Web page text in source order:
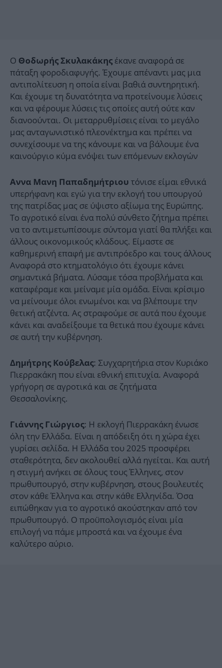
Ο Θοδωρής Σκυλακάκης έκανε αναφορά σε
πάταξη φοροδιαφυγής. Έχουμε απέναντι μας μια
αντιπολίτευση η οποία είναι βαθιά συντηρητική.
Και έχουμε τη δυνατότητα να προτείνουμε λύσεις
και να φέρουμε λύσεις τις οποίες αυτή ούτε καν
διανοούνται. Οι μεταρρυθμίσεις είναι το μεγάλο
μας ανταγωνιστικό πλεονέκτημα και πρέπει να
συνεχίσουμε να της κάνουμε και να βάλουμε ένα
καινούργιο κύμα ενόψει των επόμενων εκλογών
Αννα Μανη Παπαδημήτριου τόνισε είμαι εθνικά
υπερήφανη και εγώ για την εκλογή του υπουργού
της πατρίδας μας σε ύψιστο αξίωμα της Ευρώπης.
Το αγροτικό είναι ένα πολύ σύνθετο ζήτημα πρέπει
να το αντιμετωπίσουμε σύντομα γιατί θα πλήξει και
άλλους οικονομικούς κλάδους. Είμαστε σε
καθημερινή επαφή με αντιπρόεδρο και τους άλλους
Αναφορά στο κτηματολόγιο ότι έχουμε κάνει
σημαντικά βήματα. Λύσαμε τόσα προβλήματα και
καταφέραμε και μείναμε μία ομάδα. Είναι κρίσιμο
να μείνουμε όλοι ενωμένοι και να βλέπουμε την
θετική ατζέντα. Ας στραφούμε σε αυτά που έχουμε
κάνει και αναδείξουμε τα θετικά που έχουμε κάνει
σε αυτή την κυβέρνηση.
Δημήτρης Κούβελας: Συγχαρητήρια στον Κυριάκο
Πιερρακάκη που είναι εθνική επιτυχία. Αναφορά
γρήγορη σε αγροτικά και σε ζητήματα
Θεσσαλονίκης.
Γιάννης Γιώργιος: Η εκλογή Πιερρακάκη ένωσε
όλη την Ελλάδα. Είναι η απόδειξη ότι η χώρα έχει
γυρίσει σελίδα. Η Ελλάδα του 2025 προσφέρει
σταθερότητα, δεν ακολουθεί αλλά ηγείται. Και αυτή
η στιγμή ανήκει σε όλους τους Έλληνες, στον
πρωθυπουργό, στην κυβέρνηση, στους βουλευτές
στον κάθε Έλληνα και στην κάθε Ελληνίδα. Όσα
ειπώθηκαν για το αγροτικό ακούστηκαν από τον
πρωθυπουργό. Ο προϋπολογισμός είναι μία
επιλογή να πάμε μπροστά και να έχουμε ένα
καλύτερο αύριο.